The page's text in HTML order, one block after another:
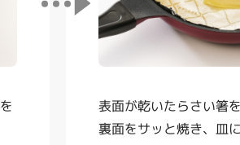
を 表面が乾いたらさい箸
裏面をサッと焼き、皿